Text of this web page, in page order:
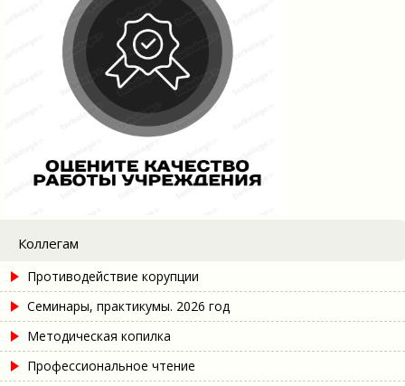
Коллегам
Противодействие корупции
Семинары, практикумы. 2026 год
Методическая копилка
Профессиональное чтение